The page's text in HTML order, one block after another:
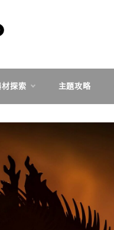
材探索 主題攻略